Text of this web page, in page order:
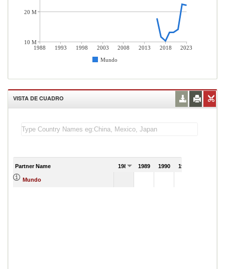
1988 1993 1998 2003 2008 2013 2018
2023
Mundo
20 M
10 M
VISTA DE CUADRO
Partner Name 1988 1989 1990 1991
Mundo